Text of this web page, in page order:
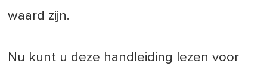
waard zijn.
Nu kunt u deze handleiding lezen voor